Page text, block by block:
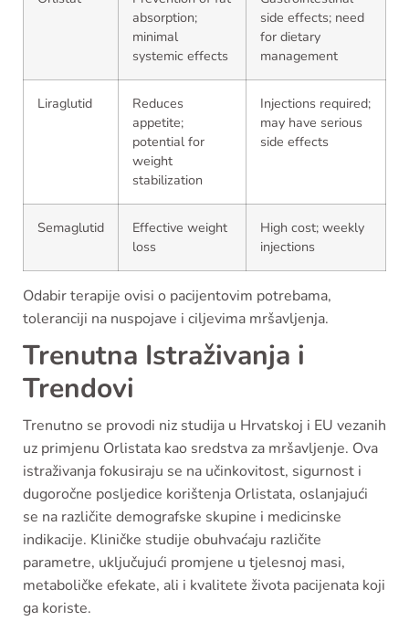
absorption;
minimal
systemic effects
side effects; need
for dietary
management
Liraglutid
Reduces
appetite;
potential for
weight
stabilization
Injections required;
may have serious
side effects
Semaglutid
Effective weight
loss
High cost; weekly
injections
Odabir terapije ovisi o pacijentovim potrebama,
toleranciji na nuspojave i ciljevima mršavljenja.
Trenutna Istraživanja i
Trendovi
Trenutno se provodi niz studija u Hrvatskoj i EU vezanih
uz primjenu Orlistata kao sredstva za mršavljenje. Ova
istraživanja fokusiraju se na učinkovitost, sigurnost i
dugoročne posljedice korištenja Orlistata, oslanjajući
se na različite demografske skupine i medicinske
indikacije. Kliničke studije obuhvaćaju različite
parametre, uključujući promjene u tjelesnoj masi,
metaboličke efekate, ali i kvalitete života pacijenata koji
ga koriste.